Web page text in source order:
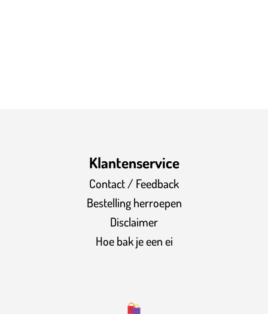
Klantenservice
Contact / Feedback
Bestelling herroepen
Disclaimer
Hoe bak je een ei